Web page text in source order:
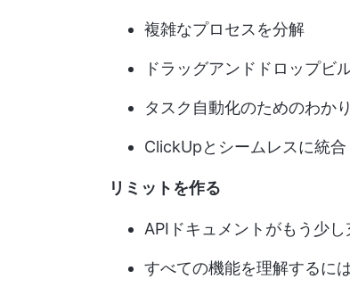
複雑なプロセスを分解
ドラッグアンドドロップビ
タスク自動化のためのわか
ClickUpとシームレスに統合
リミットを作る
APIドキュメントがもう少
すべての機能を理解するに